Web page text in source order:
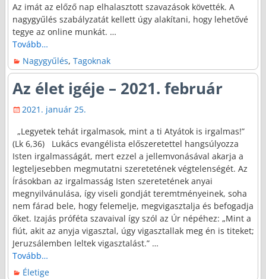
Az imát az előző nap elhalasztott szavazások követték. A
nagygyűlés szabályzatát kellett úgy alakítani, hogy lehetővé
tegye az online munkát. …
Tovább…
Nagygyűlés,Tagoknak
Az élet igéje – 2021. február
2021. január 25.
„Legyetek tehát irgalmasok, mint a ti Atyátok is irgalmas!”
(Lk 6,36) Lukács evangélista előszeretettel hangsúlyozza
Isten irgalmasságát, mert ezzel a jellemvonásával akarja a
legteljesebben megmutatni szeretetének végtelenségét. Az
Írásokban az irgalmasság Isten szeretetének anyai
megnyilvánulása, így viseli gondját teremtményeinek, soha
nem fárad bele, hogy felemelje, megvigasztalja és befogadja
őket. Izajás próféta szavaival így szól az Úr népéhez: „Mint a
fiút, akit az anyja vigasztal, úgy vigasztallak meg én is titeket;
Jeruzsálemben leltek vigasztalást.” …
Tovább…
Életige